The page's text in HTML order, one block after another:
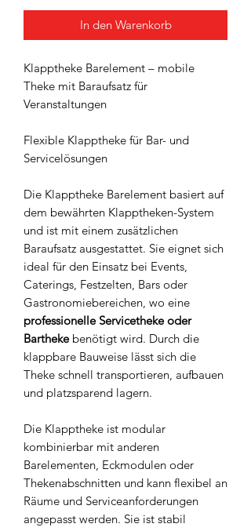
In den Warenkorb
Klapptheke Barelement – mobile
Theke mit Baraufsatz für
Veranstaltungen
Flexible Klapptheke für Bar- und
Servicelösungen
Die Klapptheke Barelement basiert auf
dem bewährten Klapptheken-System
und ist mit einem zusätzlichen
Baraufsatz ausgestattet. Sie eignet sich
ideal für den Einsatz bei Events,
Caterings, Festzelten, Bars oder
Gastronomiebereichen, wo eine
professionelle Servicetheke oder
Barthekebenötigt wird. Durch die
klappbare Bauweise lässt sich die
Theke schnell transportieren, aufbauen
und platzsparend lagern.
Die Klapptheke ist modular
kombinierbar mit anderen
Barelementen, Eckmodulen oder
Thekenabschnitten und kann flexibel an
Räume und Serviceanforderungen
angepasst werden. Sie ist stabil